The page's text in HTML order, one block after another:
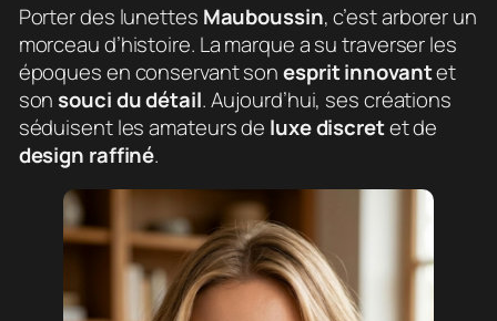
Porter des lunettes Mauboussin, c’est arborer un
morceau d’histoire. La marque a su traverser les
époques en conservant sonesprit innovantet
son souci du détail. Aujourd’hui, ses créations
séduisent les amateurs de luxe discretet de
design raffiné.